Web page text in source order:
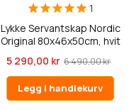
1
Lykke Servantskap Nordic
Original 80x46x50cm, hvit
5 290,00 kr 6 490,00 kr
Legg i handlekurv